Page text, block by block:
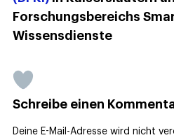
Forschungsbereichs
Wissensdienste
Schreibe einen
Deine E-Mail-Adresse wird nicht